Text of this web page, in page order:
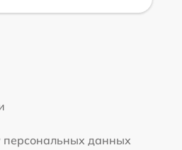
персональных данных